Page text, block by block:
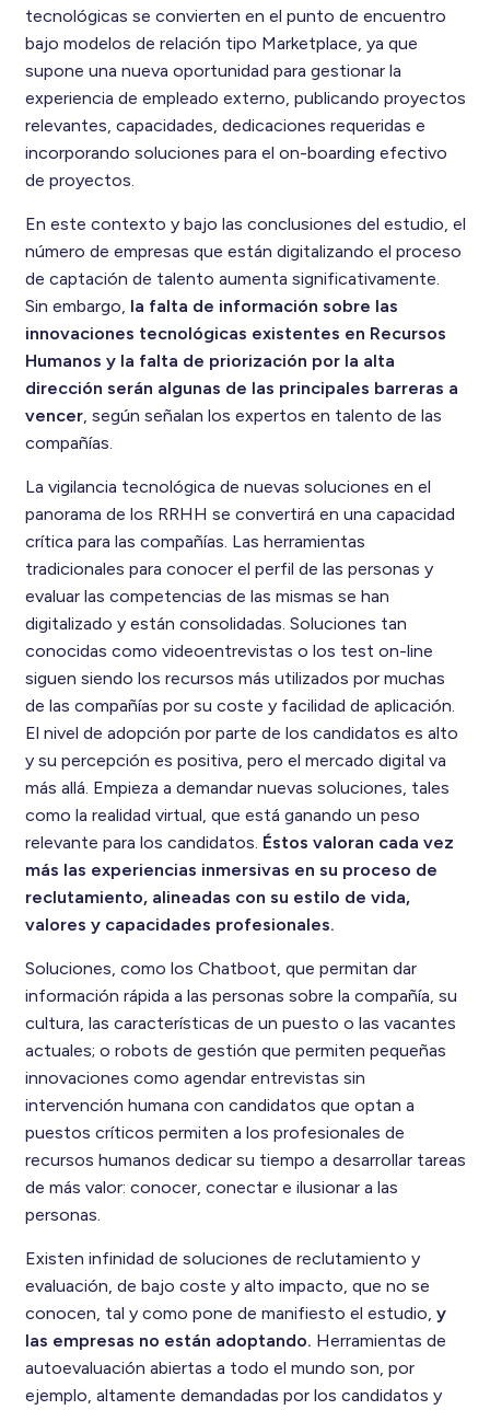
tecnológicas se convierten en el punto de encuentro
bajo modelos de relación tipo Marketplace, ya que
supone una nueva oportunidad para gestionar la
experiencia de empleado externo, publicando proyectos
relevantes, capacidades, dedicaciones requeridas e
incorporando soluciones para el on-boarding efectivo
de proyectos.
En este contexto y bajo las conclusiones del estudio, el
número de empresas que están digitalizando el proceso
de captación de talento aumenta significativamente.
Sin embargo, la falta de información sobre las
innovaciones tecnológicas existentes en Recursos
Humanos y la falta de priorización por la alta
dirección serán algunas de las principales barreras a
vencer, según señalan los expertos en talento de las
compañías.
La vigilancia tecnológica de nuevas soluciones en el
panorama de los RRHH se convertirá en una capacidad
crítica para las compañías. Las herramientas
tradicionales para conocer el perfil de las personas y
evaluar las competencias de las mismas se han
digitalizado y están consolidadas. Soluciones tan
conocidas como videoentrevistas o los test on-line
siguen siendo los recursos más utilizados por muchas
de las compañías por su coste y facilidad de aplicación.
El nivel de adopción por parte de los candidatos es alto
y su percepción es positiva, pero el mercado digital va
más allá. Empieza a demandar nuevas soluciones, tales
como la realidad virtual, que está ganando un peso
relevante para los candidatos. Éstos valoran cada vez
más las experiencias inmersivas en su proceso de
reclutamiento, alineadas con su estilo de vida,
valores y capacidades profesionales.
Soluciones, como los Chatboot, que permitan dar
información rápida a las personas sobre la compañía, su
cultura, las características de un puesto o las vacantes
actuales; o robots de gestión que permiten pequeñas
innovaciones como agendar entrevistas sin
intervención humana con candidatos que optan a
puestos críticos permiten a los profesionales de
recursos humanos dedicar su tiempo a desarrollar tareas
de más valor: conocer, conectar e ilusionar a las
personas.
Existen infinidad de soluciones de reclutamiento y
evaluación, de bajo coste y alto impacto, que no se
conocen, tal y como pone de manifiesto el estudio, y
las empresas no están adoptando. Herramientas de
autoevaluación abiertas a todo el mundo son, por
ejemplo, altamente demandadas por los candidatos y